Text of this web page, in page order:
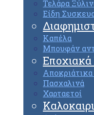
Τελάρα
Είδη
Καπέλα
Μπουφάν
Εποχιακά
Πασχαλινά
Χαρταετοί